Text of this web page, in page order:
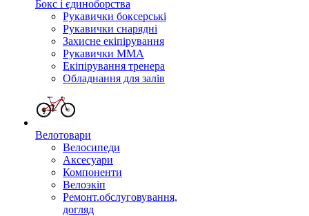
Бокс і єдиноборства
Рукавички боксерські
Рукавички снарядні
Захисне екіпірування
Рукавички ММА
Екіпірування тренера
Обладнання для залів
Велотовари
Велосипеди
Аксесуари
Компоненти
Велоэкіп
Ремонт.обслуговування,
догляд